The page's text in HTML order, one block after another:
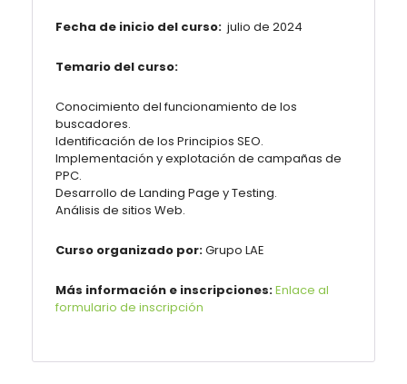
Fecha de inicio del curso: julio de 2024
Temario del curso:
Conocimiento del funcionamiento de los
buscadores.
Identificación de los Principios SEO.
Implementación y explotación de campañas de
PPC.
Desarrollo de Landing Page y Testing.
Análisis de sitios Web.
Curso organizado por:Grupo LAE
Más información e inscripciones:Enlace al
formulario de inscripción